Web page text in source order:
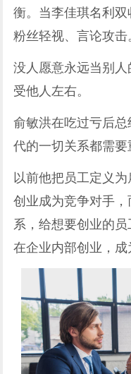
衡。当李佳琪名利双
粉丝轻视、言论攻击
没人愿意永远当别人
受他人左右。
俞敏洪在吃过亏后
代的一切关系都需要
以前他把员工定义
创业成为竞争对手
系，给想要创业的
在企业内部创业，成